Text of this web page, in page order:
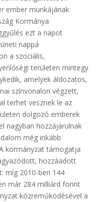
ember munkájának
Kormánya
ezt a napot
nappá
a szociális,
területen mintegy
amelyek áldozatos,
színvonalon végzett,
terhet vesznek le az
dolgozó emberek
nagyban hozzájárulnak
még inkább
kormányzat támogatja
hozzáadott
míg 2010-ben 144
már 284 milliárd forint
közreműködésével a